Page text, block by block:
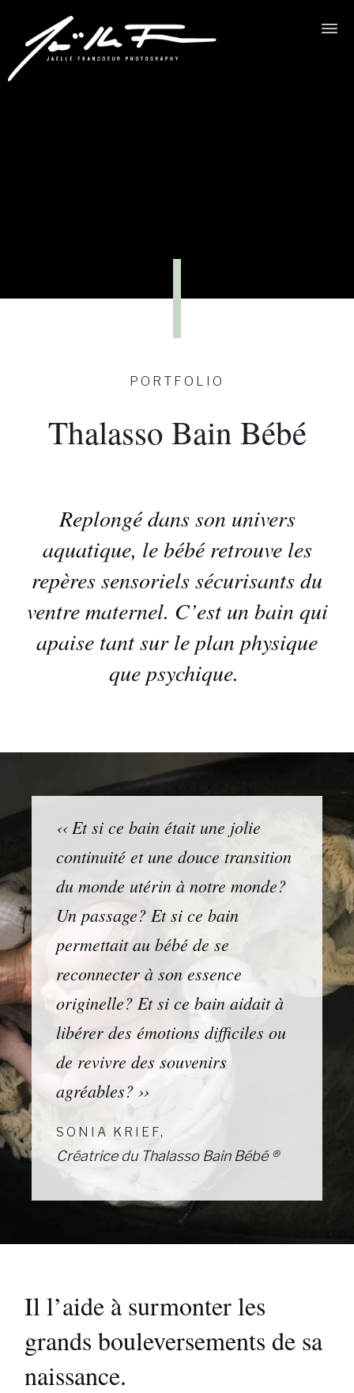
PORTFOLIO
Thalasso Bain Bébé
Replongé dans son univers
aquatique, le bébé retrouve les
repères sensoriels sécurisants du
ventre maternel. C’est un bain qui
apaise tant sur le plan physique
que psychique.
‹‹ Et si ce bain était une jolie
continuité et une douce transition
du monde utérin à notre monde?
Un passage? Et si ce bain
permettait au bébé de se
reconnecter à son essence
originelle? Et si ce bain aidait à
libérer des émotions difficiles ou
de revivre des souvenirs
agréables? ››
SONIA KRIEF,
Créatrice du Thalasso Bain Bébé ®
Il l’aide à surmonter les
grands bouleversements de sa
naissance.